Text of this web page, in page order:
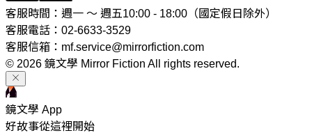
客服時間：週一 ～ 週五10:00 - 18:00（國定假日除外）
客服電話：02-6633-3529
客服信箱：mf.service@mirrorfiction.com
© 2026 鏡文學 Mirror Fiction All rights reserved.
鏡文學 App
好故事從這裡開始